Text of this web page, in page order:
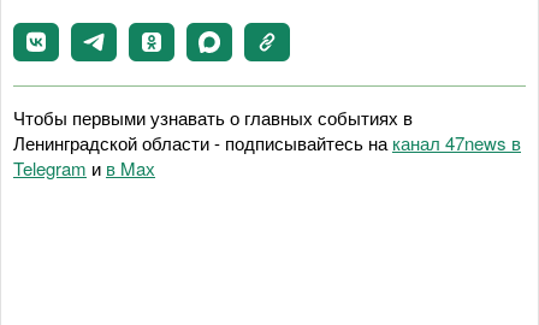
Чтобы первыми узнавать о главных событиях в
Ленинградской области - подписывайтесь на канал 47news в
Telegram и в Maх